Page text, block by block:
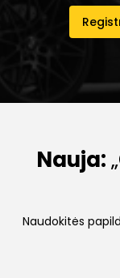
Nauja:
Naudokitės